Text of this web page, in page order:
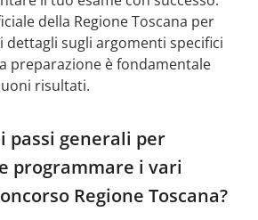
della Regione Toscana per
dettagli sugli argomenti specifici
preparazione è fondamentale
risultati.
passi generali per
programmare i vari
Regione Toscana?